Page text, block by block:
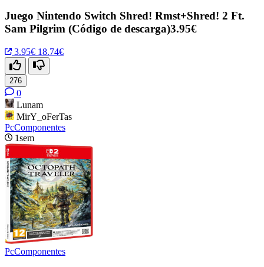
Juego Nintendo Switch Shred! Rmst+Shred! 2 Ft.
Sam Pilgrim (Código de descarga)3.95€
3.95€ 18.74€
276
0
Lunam
MirY_oFerTas
PcComponentes
1sem
PcComponentes